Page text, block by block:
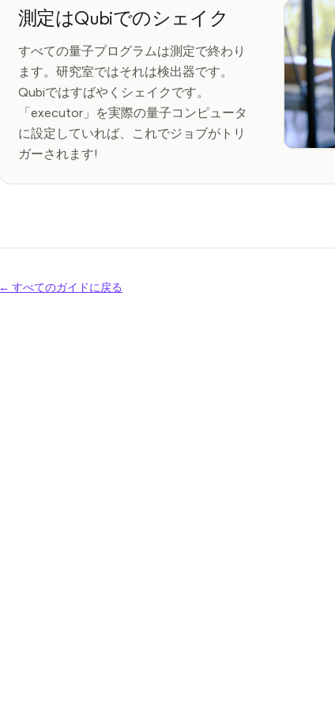
測定はQubiでのシェイク
すべての量子プログラムは測定で終わり
ます。研究室ではそれは検出器です。
Qubiではすばやくシェイクです。
「executor」を実際の量子コンピュータ
に設定していれば、これでジョブがトリ
ガーされます!
← すべてのガイドに戻る